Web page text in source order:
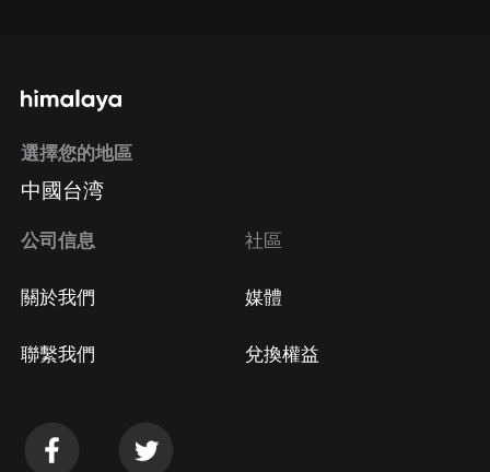
方法 Google Play取消訂閱方法
選擇您的地區
中國台湾
公司信息
關於我們
聯繫我們
社區
媒體
兌換權益